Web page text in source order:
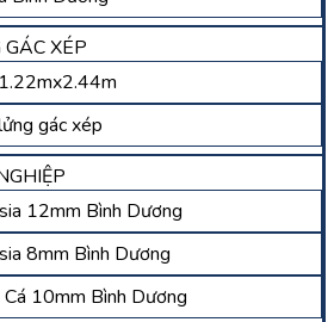
XÉP
gác xép
12mm Bình Dương
8mm Bình Dương
10mm Bình Dương